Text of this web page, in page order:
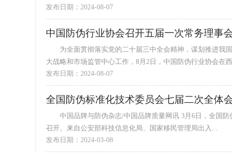
发布日期：2024-08-07
中国防伪行业协会召开五届一次常务理事
为全面贯彻落实党的二十届三中全会精神，谋划推进我
大战略和市场监管中心工作，8月2日，中国防伪行业协会在
发布日期：2024-08-07
全国防伪标准化技术委员会七届二次全体
中国品牌与防伪杂志/中国品牌质量网讯 3月6日，全国防伪标准化技术委员会(SAC/TC 218)七届二次全体会议在广州顺利
召开。来自公安部科技信息化局、国家移民管理局出入...
发布日期：2024-03-08